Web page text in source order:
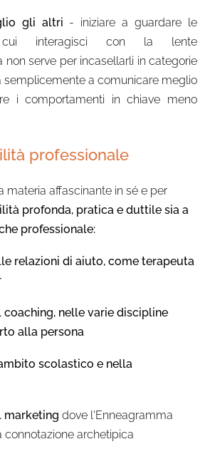
gli altri - iniziare a guardare le
interagisci con la lente
serve per incasellarli in categorie
semplicemente a comunicare meglio
i comportamenti in chiave meno
professionale
materia affascinante in sé e per
profonda, pratica e duttile sia a
professionale:
relazioni di aiuto, come terapeuta
coaching, nelle varie discipline
alla persona
scolastico e nella
marketing dove l'Enneagramma
connotazione archetipica